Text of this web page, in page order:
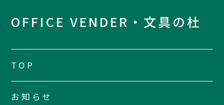
OFFICE VENDER・文具の杜
TOP
お知らせ